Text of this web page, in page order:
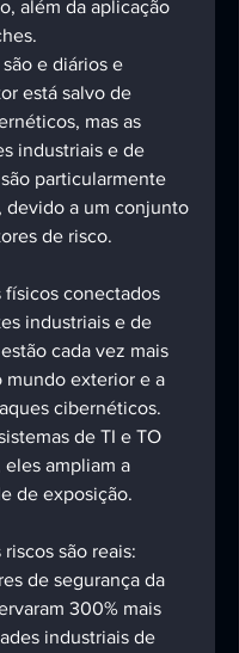
além da aplicação
e diários e
está salvo de
mas as
industriais e de
particularmente
devido a um conjunto
de risco.
físicos conectados
industriais e de
cada vez mais
mundo exterior e a
cibernéticos.
de TI e TO
ampliam a
de exposição.
são reais:
de segurança da
300% mais
industriais de